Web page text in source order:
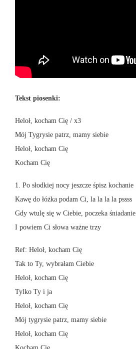
Tekst piosenki:
Heloł, kocham Cię / x3
Mój Tygrysie patrz, mamy siebie
Heloł, kocham Cię
Kocham Cię
1. Po słodkiej nocy jeszcze śpisz kochanie
Kawę do łóżka podam Ci, la la la la pssss
Gdy wtulę się w Ciebie, poczeka śniadanie
I powiem Ci słowa ważne trzy
Ref: Heloł, kocham Cię
Tak to Ty, wybrałam Ciebie
Heloł, kocham Cię
Tylko Ty i ja
Heloł, kocham Cię
Mój tygrysie patrz, mamy siebie
Heloł, kocham Cię